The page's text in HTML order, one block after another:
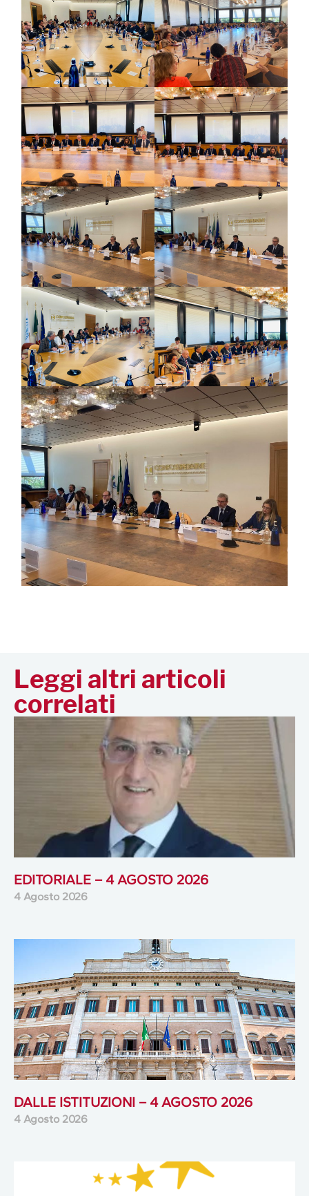
Leggi altri articoli
correlati
EDITORIALE – 4 AGOSTO 2026
4 Agosto 2026
DALLE ISTITUZIONI – 4 AGOSTO 2026
4 Agosto 2026